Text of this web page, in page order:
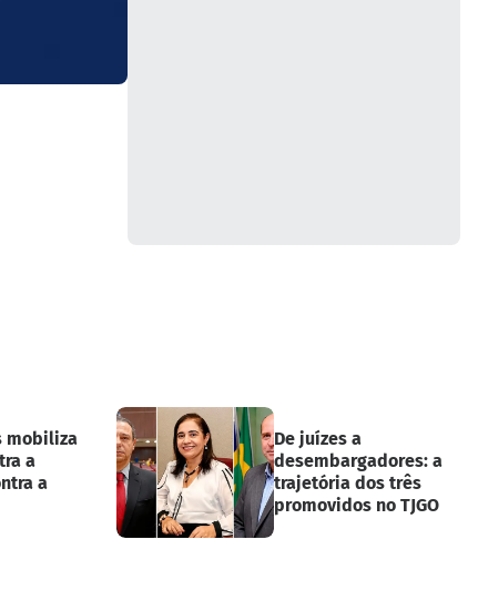
mobiliza
a
a
De juízes a
desembargadores: a
trajetória dos três
promovidos no TJGO